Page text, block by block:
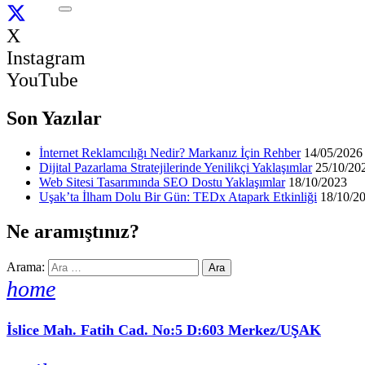
X
Instagram
YouTube
Son Yazılar
İnternet Reklamcılığı Nedir? Markanız İçin Rehber 14/05/2026
Dijital Pazarlama Stratejilerinde Yenilikçi Yaklaşımlar 25/10/
Web Sitesi Tasarımında SEO Dostu Yaklaşımlar 18/10/2023
Uşak’ta İlham Dolu Bir Gün: TEDx Atapark Etkinliği 18/10/
Ne aramıştınız?
Arama:
home
İslice Mah. Fatih Cad. No:5 D:603 Merkez/UŞAK